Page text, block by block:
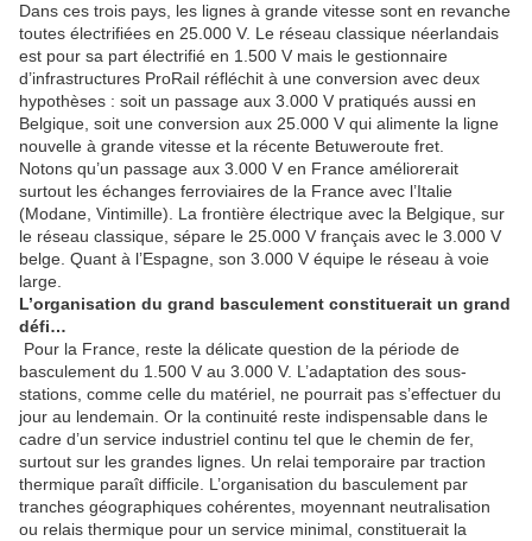
Dans ces trois pays, les lignes à grande vitesse sont en revanche
toutes électrifiées en 25.000 V. Le réseau classique néerlandais
est pour sa part électrifié en 1.500 V mais le gestionnaire
d’infrastructures ProRail réfléchit à une conversion avec deux
hypothèses : soit un passage aux 3.000 V pratiqués aussi en
Belgique, soit une conversion aux 25.000 V qui alimente la ligne
nouvelle à grande vitesse et la récente Betuweroute fret.
Notons qu’un passage aux 3.000 V en France améliorerait
surtout les échanges ferroviaires de la France avec l’Italie
(Modane, Vintimille). La frontière électrique avec la Belgique, sur
le réseau classique, sépare le 25.000 V français avec le 3.000 V
belge. Quant à l’Espagne, son 3.000 V équipe le réseau à voie
large.
L’organisation du grand basculement constituerait un grand
défi…
Pour la France, reste la délicate question de la période de
basculement du 1.500 V au 3.000 V. L’adaptation des sous-
stations, comme celle du matériel, ne pourrait pas s’effectuer du
jour au lendemain. Or la continuité reste indispensable dans le
cadre d’un service industriel continu tel que le chemin de fer,
surtout sur les grandes lignes. Un relai temporaire par traction
thermique paraît difficile. L’organisation du basculement par
tranches géographiques cohérentes, moyennant neutralisation
ou relais thermique pour un service minimal, constituerait la